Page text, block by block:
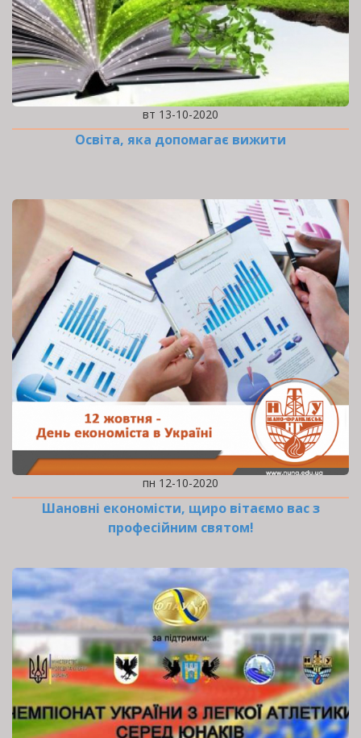
вт 13-10-2020
Освіта, яка допомагає вижити
пн 12-10-2020
Шановні економісти, щиро вітаємо вас з
професійним святом!